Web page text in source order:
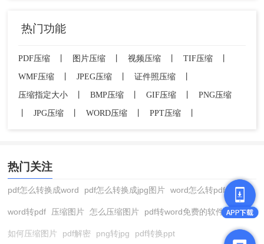
热门功能
PDF压缩 图片压缩 视频压缩 TIF压缩
WMF压缩
JPEG压缩 证件照压缩
压缩指定大小
BMP压缩 GIF压缩
PNG压缩
JPG压缩 WORD压缩 PPT压缩
热门关注
pdf怎么转换成word pdf怎么转换成jpg图片 word怎么转pdf
word转pdf 压缩图片 怎么压缩图片 pdf转word免费的软件
如何压缩图片 pdf解密 png转jpg pdf转换ppt